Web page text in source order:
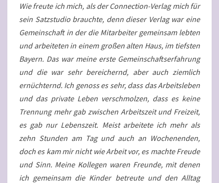
Wie freute ich mich, als der Connection-Verlag mich für
sein Satzstudio brauchte, denn dieser Verlag war eine
Gemeinschaft in der die Mitarbeiter gemeinsam lebten
und arbeiteten in einem großen alten Haus, im tiefsten
Bayern. Das war meine erste Gemeinschaftserfahrung
und die war sehr bereichernd, aber auch ziemlich
ernüchternd. Ich genoss es sehr, dass das Arbeitsleben
und das private Leben verschmolzen, dass es keine
Trennung mehr gab zwischen Arbeitszeit und Freizeit,
es gab nur Lebenszeit. Meist arbeitete ich mehr als
zehn Stunden am Tag und auch an Wochenenden,
doch es kam mir nicht wie Arbeit vor, es machte Freude
und Sinn. Meine Kollegen waren Freunde, mit denen
ich gemeinsam die Kinder betreute und den Alltag